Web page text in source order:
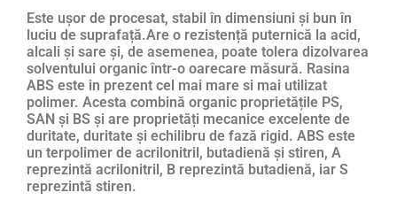
Este ușor de procesat, stabil în dimensiuni și bun în
luciu de suprafață.Are o rezistență puternică la acid,
alcali și sare și, de asemenea, poate tolera dizolvarea
solventului organic într-o oarecare măsură. Rasina
ABS este in prezent cel mai mare si mai utilizat
polimer. Acesta combină organic proprietățile PS,
SAN și BS și are proprietăți mecanice excelente de
duritate, duritate și echilibru de fază rigid. ABS este
un terpolimer de acrilonitril, butadienă și stiren, A
reprezintă acrilonitril, B reprezintă butadienă, iar S
reprezintă stiren.